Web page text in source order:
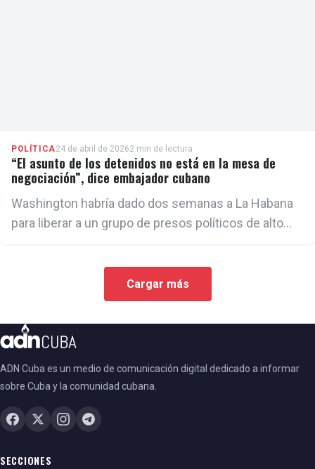
POLÍTICA24 de abril de 20262 min de lectura
“El asunto de los detenidos no está en la mesa de
negociación”, dice embajador cubano
Washington habría dado dos semanas a La Habana
para liberar a un grupo de presos políticos de alto
Cargar más
ADN Cuba es un medio de comunicación digital dedicado a informar
sobre Cuba y la comunidad cubana.
SECCIONES